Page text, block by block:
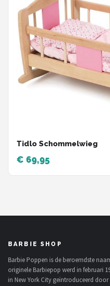
Tidlo Schommelwieg
€ 69,95
BARBIE SHOP
Barbie Poppen is de beroemdste
originele Barbiepop werd in februari
in New York City geïntroduceerd